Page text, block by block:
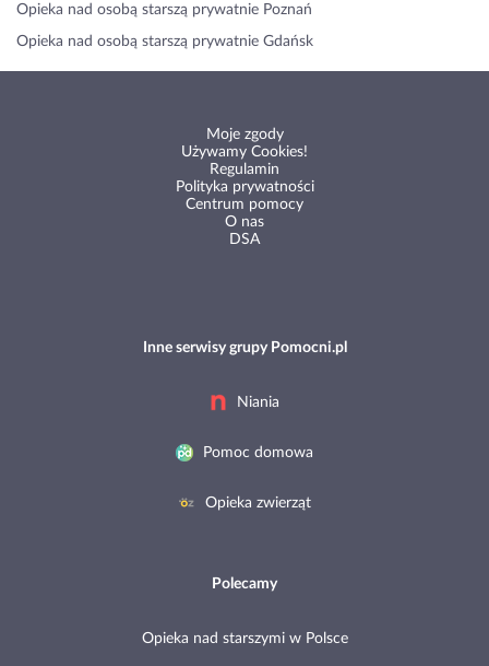
Opieka nad osobą starszą prywatnie Poznań
Opieka nad osobą starszą prywatnie Gdańsk
Moje zgody
Używamy Cookies!
Regulamin
Polityka prywatności
Centrum pomocy
O nas
DSA
Inne serwisy grupy Pomocni.pl
Niania
Pomoc domowa
Opieka zwierząt
Polecamy
Opieka nad starszymi w Polsce